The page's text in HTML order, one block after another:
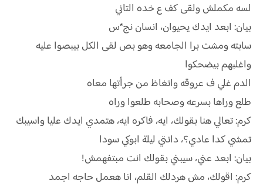
لسه مكملش ولقى كف ع خده التاني
بيان: ابعد ايدك يحيوان، انسان نج*س
سابته ومشت برا الجامعه وهو بص لقى الكل بيبصوا عليه
واغلبهم بيضحكوا
الدم غلي ف عروقه واتغاظ من جرأتها معاه
طلع وراها بسرعه وصحابه طلعوا وراه
كرم: تعالي هنا بقولك، ايه، فاكره ايه، هتمدي ايدك عليا واسيبك
تمشي كدا عادي؟، دانتي ليلة ابوكي سودا
بيان: ابعد عني، سيبني بقولك انت مبتفهمش!
كرم: اقولك، مش هردلك القلم، انا هعمل حاجه اجمد